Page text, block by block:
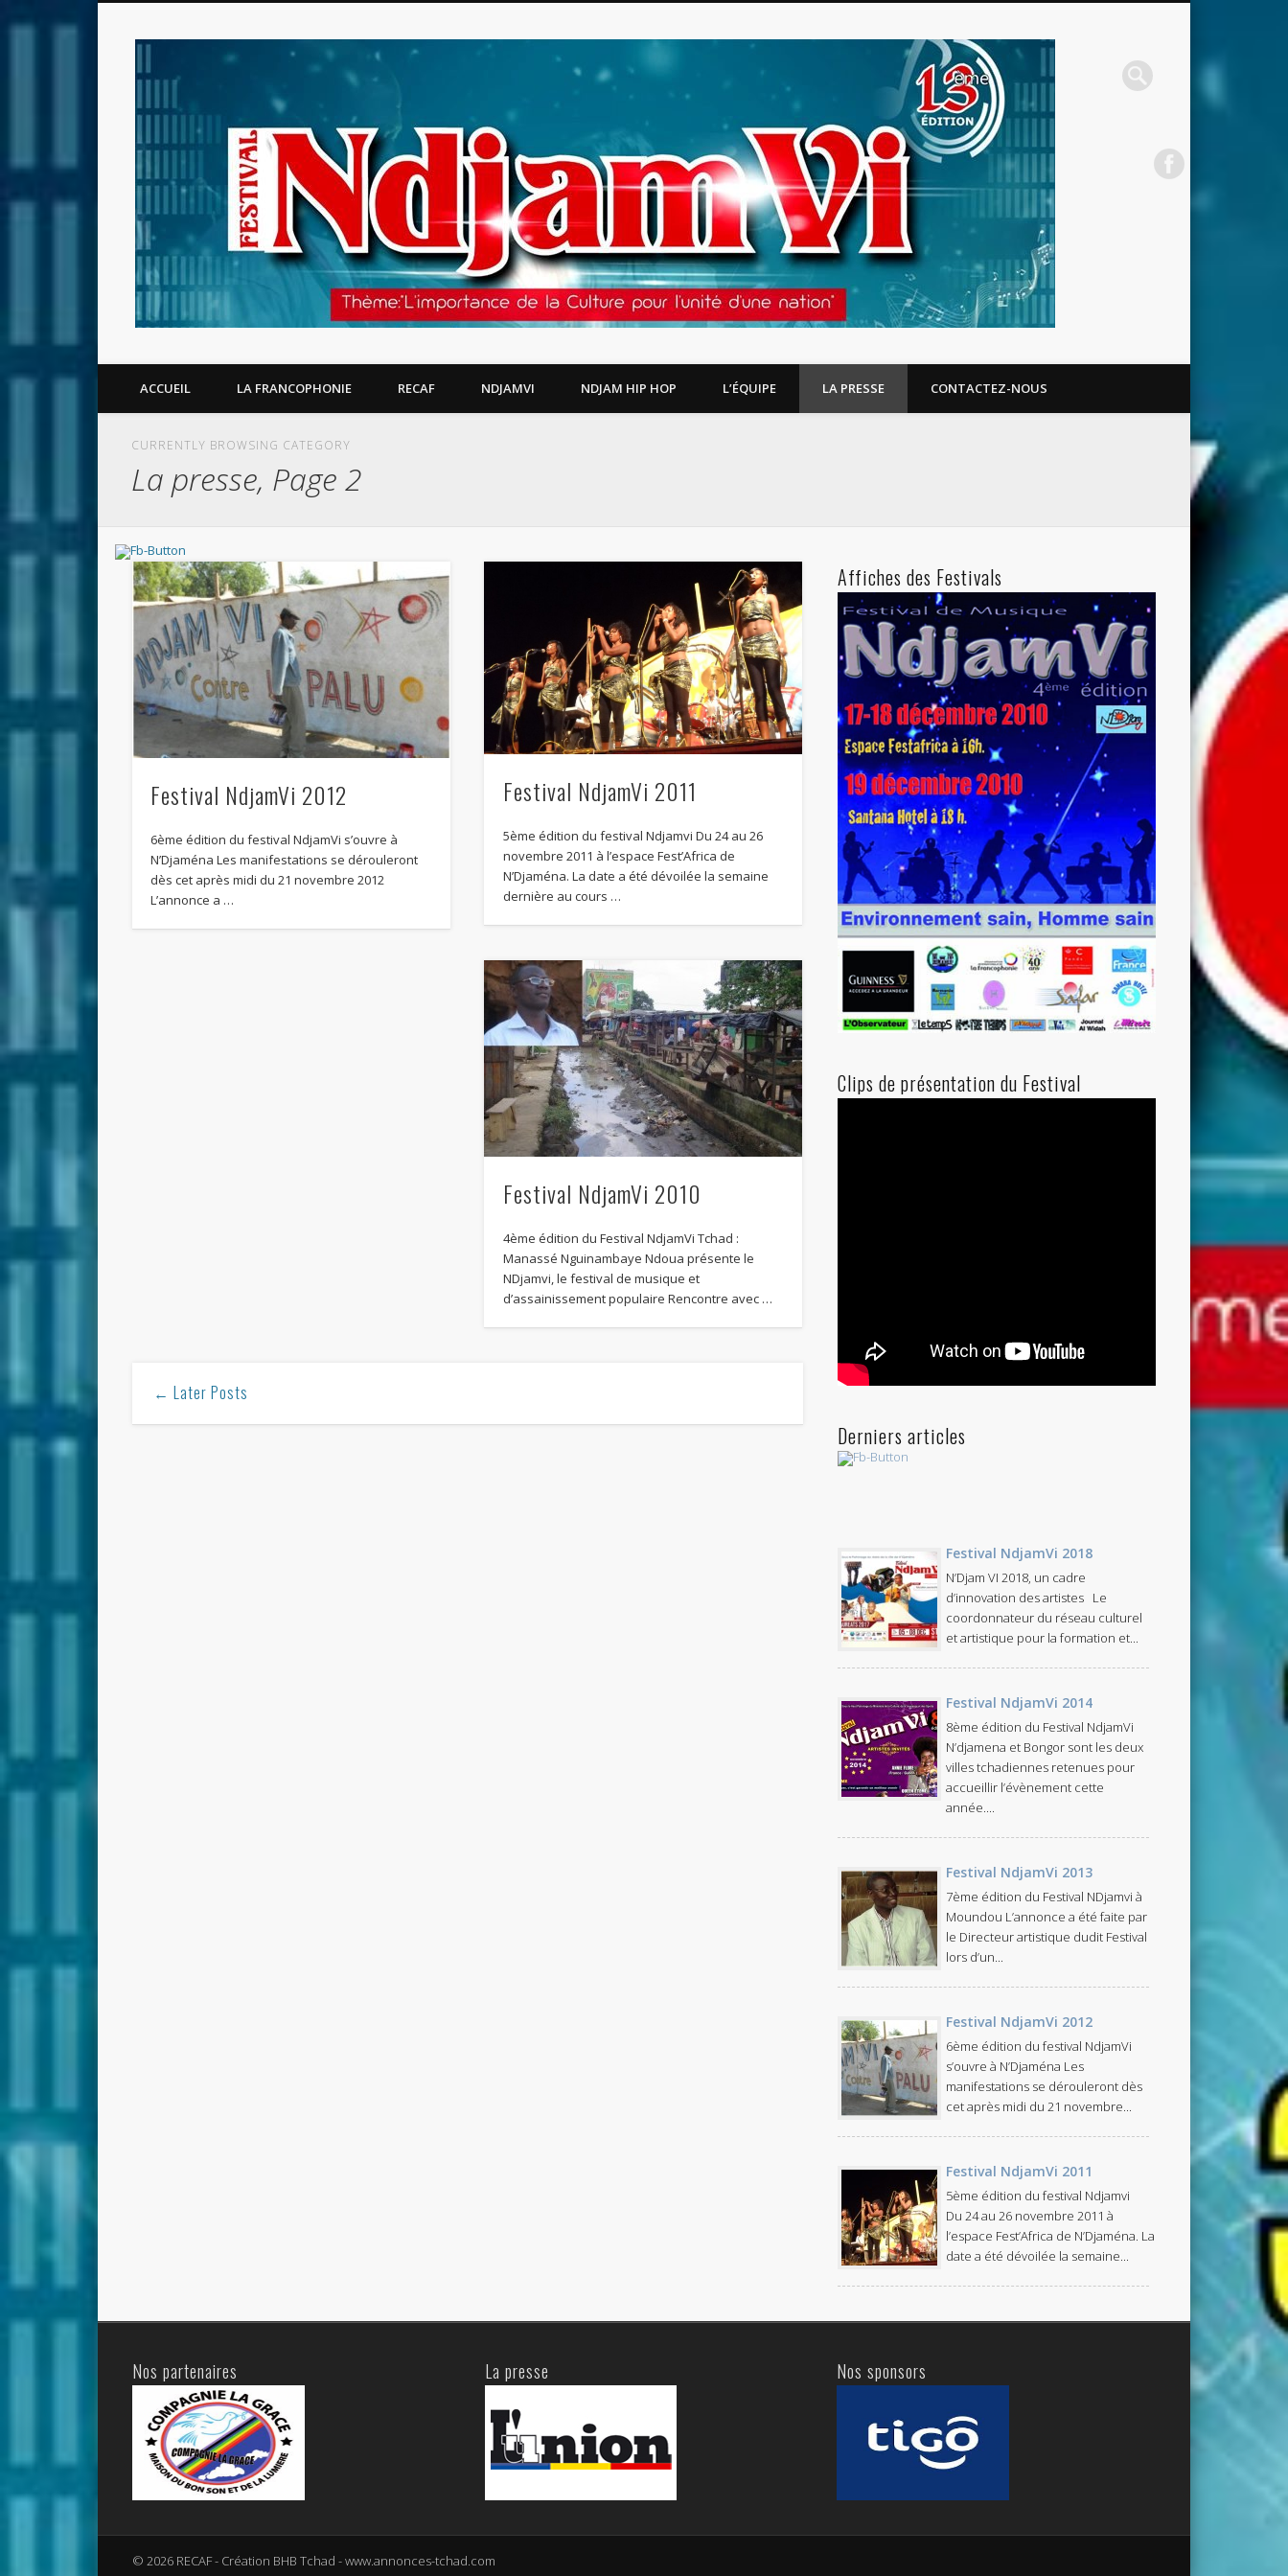
RECAF
Facebook
ACCUEIL LA FRANCOPHONIE RECAF NDJAMVI NDJAM HIP HOP L’ÉQUIPE LA PRESSE CONTACTEZ-NOUS
CURRENTLY BROWSING CATEGORY
La presse, Page 2
Festival NdjamVi 2012
6ème édition du festival NdjamVi s’ouvre à
N’Djaména Les manifestations se dérouleront
dès cet après midi du 21 novembre 2012
L’annonce a …
Festival NdjamVi 2011
5ème édition du festival Ndjamvi Du 24 au 26
novembre 2011 à l’espace Fest’Africa de
N’Djaména. La date a été dévoilée la semaine
dernière au cours …
Festival NdjamVi 2010
4ème édition du Festival NdjamVi Tchad :
Manassé Nguinambaye Ndoua présente le
NDjamvi, le festival de musique et
d’assainissement populaire Rencontre avec …
← Later Posts
Affiches des Festivals
Clips de présentation du Festival
Derniers articles
Festival NdjamVi 2018
N’Djam VI 2018, un cadre
d’innovation des artistes Le
coordonnateur du réseau culturel
et artistique pour la formation et...
Festival NdjamVi 2014
8ème édition du Festival NdjamVi
N’djamena et Bongor sont les deux
villes tchadiennes retenues pour
accueillir l’évènement cette
année....
Festival NdjamVi 2013
7ème édition du Festival NDjamvi à
Moundou L’annonce a été faite par
le Directeur artistique dudit Festival
lors d’un...
Festival NdjamVi 2012
6ème édition du festival NdjamVi
s’ouvre à N’Djaména Les
manifestations se dérouleront dès
cet après midi du 21 novembre...
Festival NdjamVi 2011
5ème édition du festival Ndjamvi
Du 24 au 26 novembre 2011 à
l’espace Fest’Africa de N’Djaména. La
date a été dévoilée la semaine...
Nos partenaires La presse Nos sponsors
© 2026 RECAF - Création BHB Tchad - www.annonces-tchad.com